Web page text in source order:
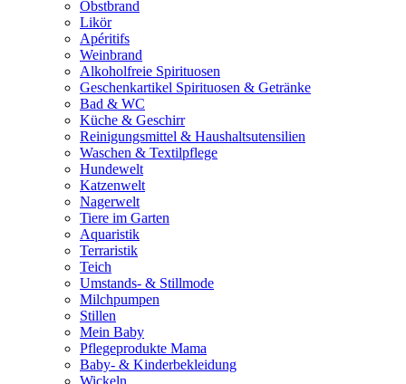
Obstbrand
Likör
Apéritifs
Weinbrand
Alkoholfreie Spirituosen
Geschenkartikel Spirituosen & Getränke
Bad & WC
Küche & Geschirr
Reinigungsmittel & Haushaltsutensilien
Waschen & Textilpflege
Hundewelt
Katzenwelt
Nagerwelt
Tiere im Garten
Aquaristik
Terraristik
Teich
Umstands- & Stillmode
Milchpumpen
Stillen
Mein Baby
Pflegeprodukte Mama
Baby- & Kinderbekleidung
Wickeln